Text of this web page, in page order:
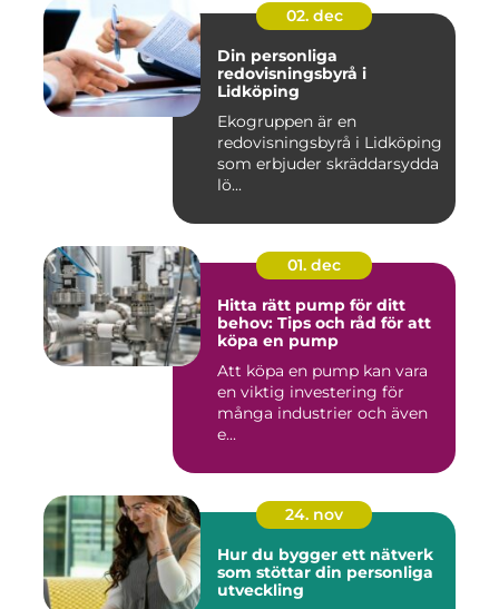
02. dec
Din personliga
redovisningsbyrå i
Lidköping
Ekogruppen är en
redovisningsbyrå i Lidköping
som erbjuder skräddarsydda
lö...
01. dec
Hitta rätt pump för ditt
behov: Tips och råd för att
köpa en pump
Att köpa en pump kan vara
en viktig investering för
många industrier och även
e...
24. nov
Hur du bygger ett nätverk
som stöttar din personliga
utveckling